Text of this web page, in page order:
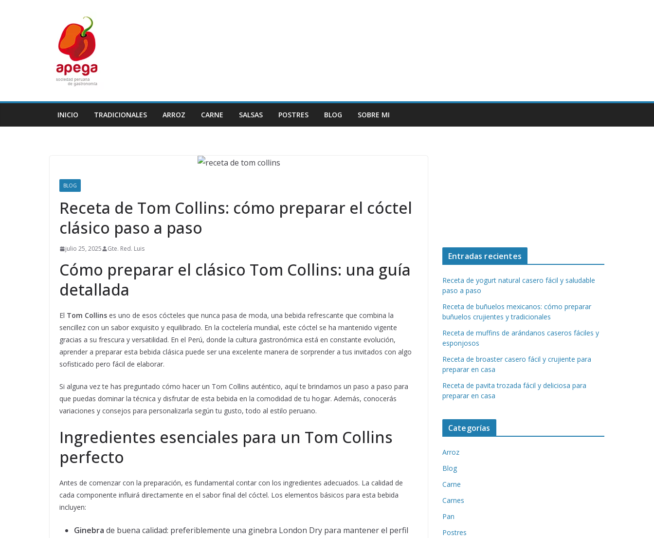
INICIO TRADICIONALES ARROZ CARNE SALSAS POSTRES BLOG SOBRE MI
BLOG
Receta de Tom Collins: cómo preparar el cóctel
clásico paso a paso
julio 25, 2025 Gte. Red. Luis
Cómo preparar el clásico Tom Collins: una guía
detallada
El Tom Collins es uno de esos cócteles que nunca pasa de moda, una bebida refrescante que combina la
sencillez con un sabor exquisito y equilibrado. En la coctelería mundial, este cóctel se ha mantenido vigente
gracias a su frescura y versatilidad. En el Perú, donde la cultura gastronómica está en constante evolución,
aprender a preparar esta bebida clásica puede ser una excelente manera de sorprender a tus invitados con algo
sofisticado pero fácil de elaborar.
Si alguna vez te has preguntado cómo hacer un Tom Collins auténtico, aquí te brindamos un paso a paso para
que puedas dominar la técnica y disfrutar de esta bebida en la comodidad de tu hogar. Además, conocerás
variaciones y consejos para personalizarla según tu gusto, todo al estilo peruano.
Ingredientes esenciales para un Tom Collins
perfecto
Antes de comenzar con la preparación, es fundamental contar con los ingredientes adecuados. La calidad de
cada componente influirá directamente en el sabor final del cóctel. Los elementos básicos para esta bebida
incluyen:
Ginebra de buena calidad: preferiblemente una ginebra London Dry para mantener el perfil
Entradas recientes
Receta de yogurt natural casero fácil y saludable
paso a paso
Receta de buñuelos mexicanos: cómo preparar
buñuelos crujientes y tradicionales
Receta de muffins de arándanos caseros fáciles y
esponjosos
Receta de broaster casero fácil y crujiente para
preparar en casa
Receta de pavita trozada fácil y deliciosa para
preparar en casa
Categorías
Arroz
Blog
Carne
Carnes
Pan
Postres